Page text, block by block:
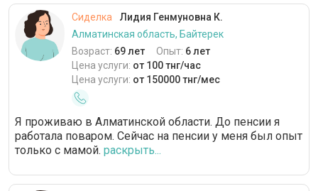
Сиделка
Лидия Генмуновна К.
Алматинская область, Байтерек
Возраст: 69 лет Опыт: 6 лет
Цена услуги: от 100 тнг/час
Цена услуги: от 150000 тнг/мес
Я проживаю в Алматинской области. До пенсии я
работала поваром. Сейчас на пенсии у меня был опыт
только с мамой. раскрыть...